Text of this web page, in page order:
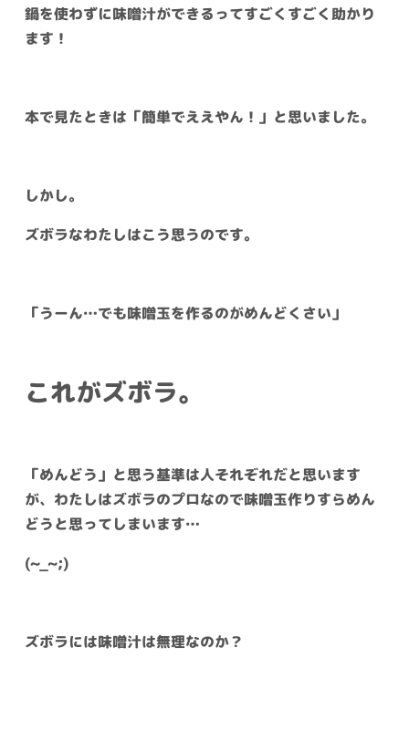
鍋を使わずに味噌汁ができるってすごくすごく助かり
ます！
本で見たときは「簡単でええやん！」と思いました。
しかし。
ズボラなわたしはこう思うのです。
「うーん…でも味噌玉を作るのがめんどくさい」
これがズボラ。
「めんどう」と思う基準は人それぞれだと思います
が、わたしはズボラのプロなので味噌玉作りすらめん
どうと思ってしまいます…
(~_~;)
ズボラには味噌汁は無理なのか？